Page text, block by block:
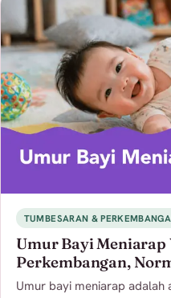
TUMBESARAN &
Umur Bayi Meniarap
Perkembangan,
Umur bayi meniarap adalah